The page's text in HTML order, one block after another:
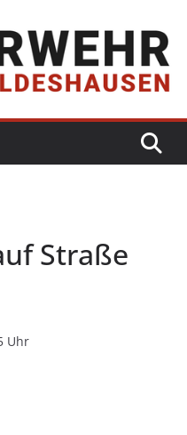
Straße
Uhr